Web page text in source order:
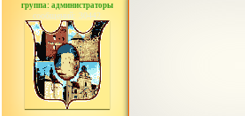
группа: администраторы
сообщений: 30442